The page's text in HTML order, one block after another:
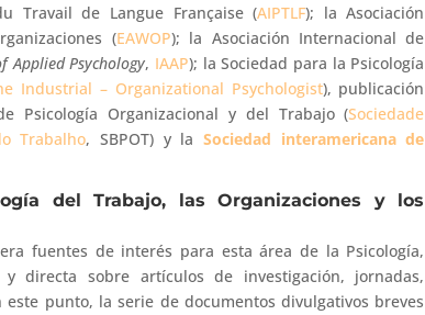
Travail de Langue Française (AIPTLF); la Asociación
(EAWOP); la Asociación Internacional de
Applied Psychology, IAAP); la Sociedad para la Psicología
Industrial – Organizational Psychologist), publicación
Psicología Organizacional y del Trabajo (Sociedade
Trabalho, SBPOT) y la Sociedad interamericana de
del Trabajo, las Organizaciones y los
fuentes de interés para esta área de la Psicología,
directa sobre artículos de investigación, jornadas,
punto, la serie de documentos divulgativos breves